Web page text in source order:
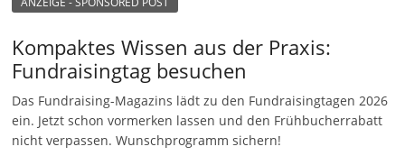
Kompaktes Wissen aus der Praxis:
Fundraisingtag besuchen
Das Fundraising-Magazins lädt zu den Fundraisingtagen 2026
ein. Jetzt schon vormerken lassen und den Frühbucherrabatt
nicht verpassen. Wunschprogramm sichern!